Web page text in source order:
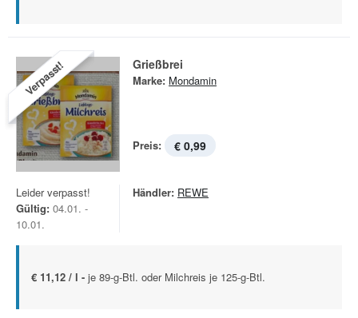
Verpasst! Grießbrei
Marke: Mondamin
Preis: € 0,99
Leider verpasst!
Gültig: 04.01. -
10.01.
Händler: REWE
€ 11,12 / l - je 89-g-Btl. oder Milchreis je 125-g-Btl.